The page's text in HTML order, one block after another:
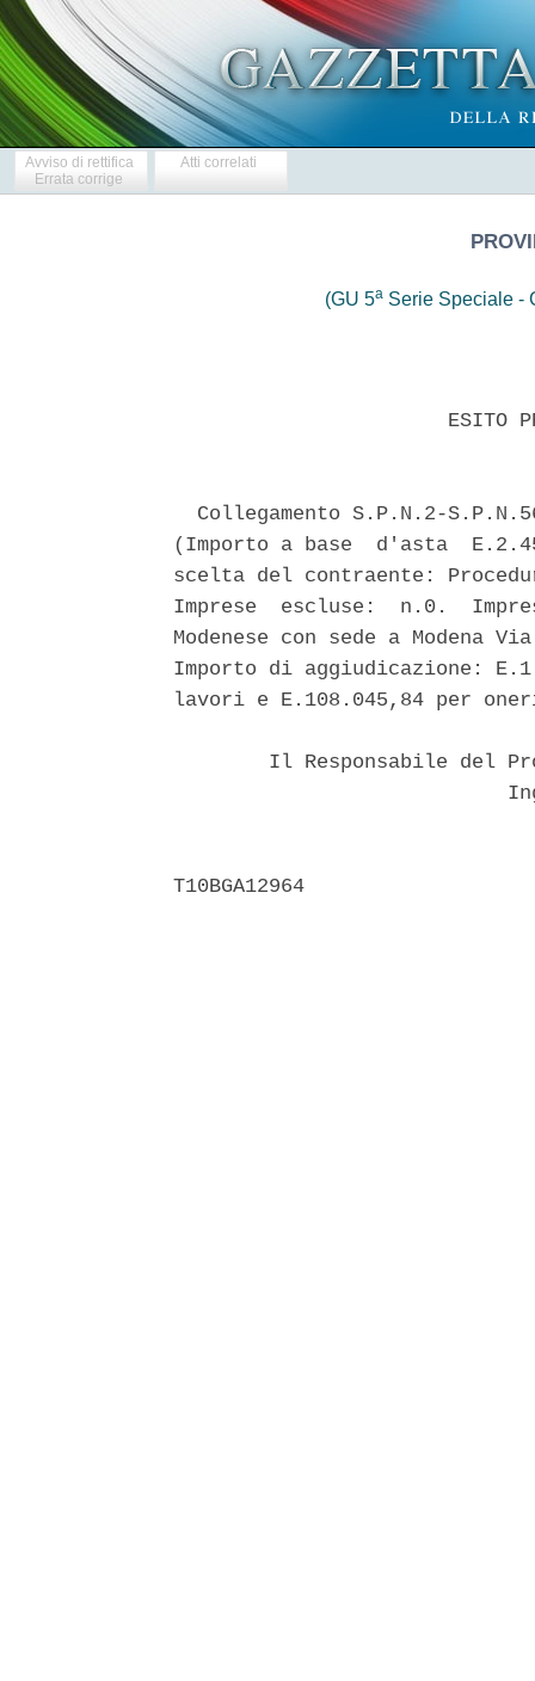
Avviso di rettifica
Errata corrige
Atti correlati
(GU 5a Serie Speciale -
ESITO
Collegamento S.P.N.2-
(Importo a base  d'asta
scelta del contraente:
Imprese  escluse:  n.0.
Modenese con sede a Modena
Importo di aggiudicazione:
lavori e E.108.045,84 per
Il Responsabile del